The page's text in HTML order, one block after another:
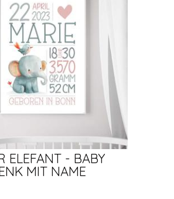
ELEFANT - BABY
MIT NAME